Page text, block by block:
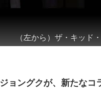
（左から）ザ・キッド
ジョングクが、新たなコ